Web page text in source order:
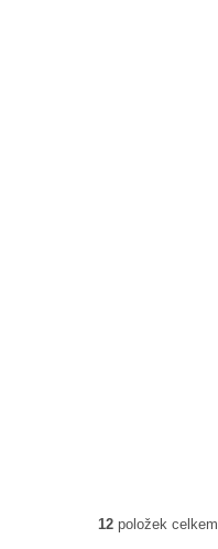
12 položek celkem